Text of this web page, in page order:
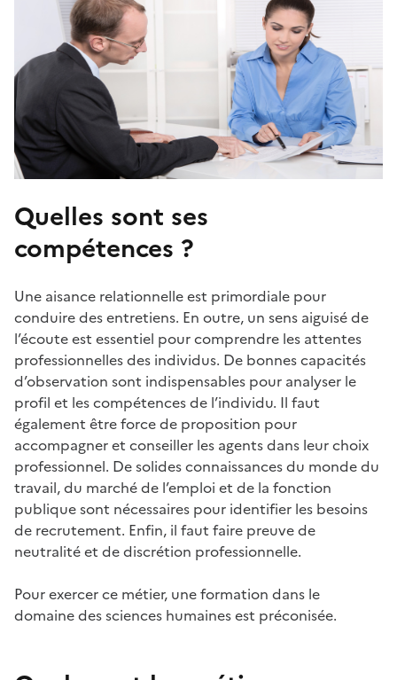
Quelles sont ses
compétences ?
Une aisance relationnelle est primordiale pour
conduire des entretiens. En outre, un sens aiguisé de
l’écoute est essentiel pour comprendre les attentes
professionnelles des individus. De bonnes capacités
d’observation sont indispensables pour analyser le
profil et les compétences de l’individu. Il faut
également être force de proposition pour
accompagner et conseiller les agents dans leur choix
professionnel. De solides connaissances du monde du
travail, du marché de l’emploi et de la fonction
publique sont nécessaires pour identifier les besoins
de recrutement. Enfin, il faut faire preuve de
neutralité et de discrétion professionnelle.
Pour exercer ce métier, une formation dans le
domaine des sciences humaines est préconisée.